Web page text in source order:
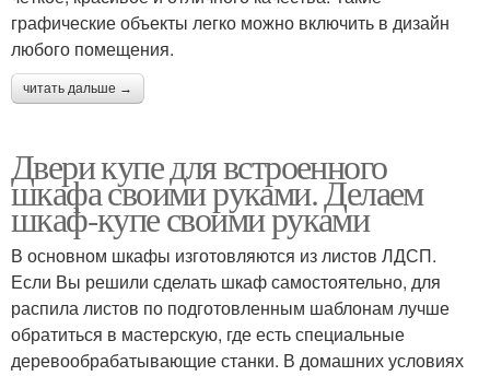
графические объекты легко можно включить в дизайн
любого помещения.
читать дальше →
Двери купе для встроенного
шкафа своими руками. Делаем
шкаф-купе своими руками
В основном шкафы изготовляются из листов ЛДСП.
Если Вы решили сделать шкаф самостоятельно, для
распила листов по подготовленным шаблонам лучше
обратиться в мастерскую, где есть специальные
деревообрабатывающие станки. В домашних условиях